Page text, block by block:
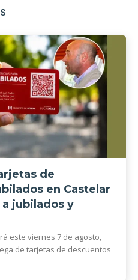
de
en Castelar
jubilados y
este viernes 7 de agosto,
de tarjetas de descuentos